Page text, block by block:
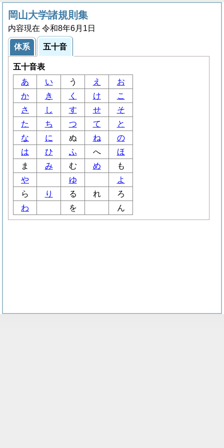
岡山大学諸規則集
内容現在 令和8年6月1日
体系 五十音
五十音表
あ
い う え
お
か
き く け
こ
さ
し す せ
そ
た
ち つ て
と
な
に ぬ ね
の
は
ひ ふ へ
ほ
ま
み む め
も
や
ゆ
よ
ら
り る れ
ろ
わ
を ん